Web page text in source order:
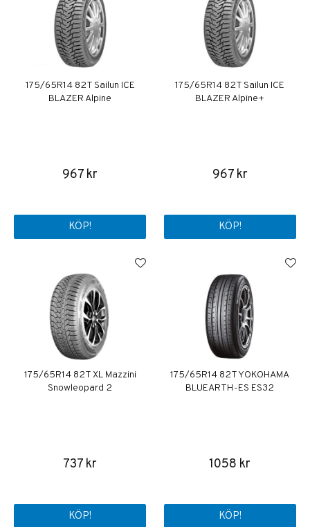
175/65R14 82T Sailun ICE
BLAZER Alpine
967 kr
KÖP!
175/65R14 82T Sailun ICE
BLAZER Alpine+
967 kr
KÖP!
175/65R14 82T XL Mazzini
Snowleopard 2
737 kr
KÖP!
175/65R14 82T YOKOHAMA
BLUEARTH-ES ES32
1058 kr
KÖP!